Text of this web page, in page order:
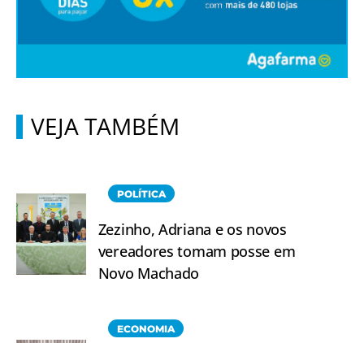
VEJA TAMBÉM
POLÍTICA
Zezinho, Adriana e os novos
vereadores tomam posse em
Novo Machado
ECONOMIA